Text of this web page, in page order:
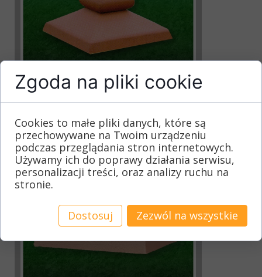
Mały daszek japoński
Opis produktu
Czytaj więcej
Zgoda na pliki cookie
Cookies to małe pliki danych, które są
przechowywane na Twoim urządzeniu
podczas przeglądania stron internetowych.
Używamy ich do poprawy działania serwisu,
personalizacji treści, oraz analizy ruchu na
stronie.
Dostosuj Zezwól na wszystkie